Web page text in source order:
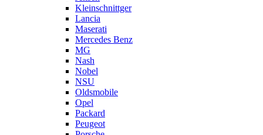
Kleinschnittger
Lancia
Maserati
Mercedes Benz
MG
Nash
Nobel
NSU
Oldsmobile
Opel
Packard
Peugeot